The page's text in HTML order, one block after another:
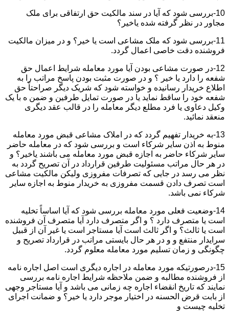
10-بررسی شود که آیا در سند مالکیت حق ارتفاقی برای ملک
مجاور در نظر گرفته شده یاخیر؟
11-بررسی شود که ملک مشاعی است یا خیر؟ و در میزان مالکیت
فروشنده دقت خاصی اعمال گردد.
12-در صورت مشاعی بودن آیا مورد معامله شرایط اعمال حق
شفعه را دارد یا خیر ؟ و در صورت مثبت بودن پاسخ مراتب را به
اطلاع خریدار رسانیده و خواسته شود که شریک دیگر صراحتاً حق
شفعه خود را ساقط نماید یا در صورت تمایل طرفین و ضمن ه با یک
وکیل دعاوی یا فرد مطلع دیگر معامله را در قالب عقد دیگری
منعقد نمائید.
13-به خریدار تفهیم گردد که در املاک مشاعی قبض مورد معامله
منوط به اذن سایر شرکاء است و بررسی شود که در معامله حاضر
سایر شرکاء حاضر به اجازه قبض مورد معامله می باشند یاخیر؟ و
در هر حال مراتب مسئولیت طرفین قرارداد در آن تصریح گردد به
نظر می رسد در جایی که تصرفات مفروزی ولیکن مالکیت مشاعی
است تصرف دادن قسمت مفروزی به خریدار منوط به اجازه سایر
شرکاء نمی باشد.
14-وضعیت فعلی مورد معامله بررسی شود که آیا اساساً تخلیه
است یا متصرف دارد ؟ و اگر متصرف دارد آیا متصرف آن فروشنده
است یا ثالث؟ و اگر ثالث است آیا مستاجر است یا غیر آن از قبیل
سرایدار منتفع و و در هر حال بایستی مراتب در قرارداد تصریح و
چگونگی و زمان تسلیم مورد معامله معلوم گردد.
15-درصورتیکه مورد معامله در اجاره دیگری است اصل اجاره نامه
از فروشنده مطالبه و ضمن ملاحظه شرایط اجاره نامه بررسی
نمایند که تاریخ انقضاء اجاره چه زمانی می باشد و آیا مستاجر وجهی
از بابت قرض الحسنه در اختیار موجر دارد یا خیر؟ و ضمانت اجرای
تخلیه چیست و